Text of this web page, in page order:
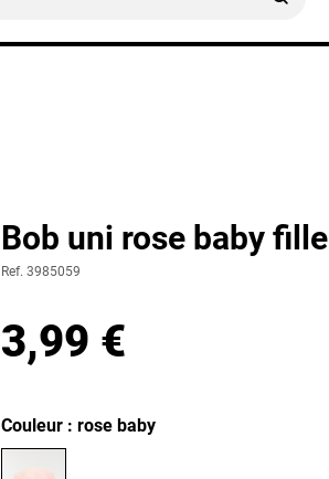
Bob uni rose baby fille
Ref. 3985059
3,99 €
Couleur : rose baby